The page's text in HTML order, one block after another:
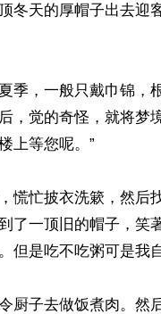
冬天的厚帽子出去迎
季，一般只戴巾锦，
，觉的奇怪，就将梦
上等您呢。”
慌忙披衣洗簌，然后
了一顶旧的帽子，笑
但是吃不吃粥可是我
厨子去做饭煮肉。然